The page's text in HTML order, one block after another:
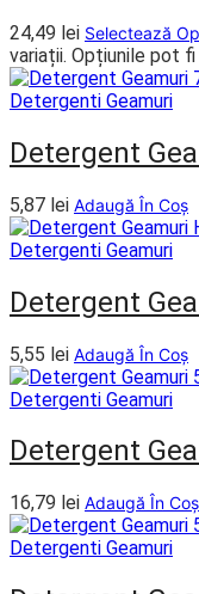
24,49 lei Selectează
variații. Opțiunile pot fi
Detergenti Geamuri
Detergent
5,87 lei Adaugă În Coș
Detergenti Geamuri
Detergent
5,55 lei Adaugă În Coș
Detergenti Geamuri
Detergent
16,79 lei Adaugă În Coș
Detergenti Geamuri